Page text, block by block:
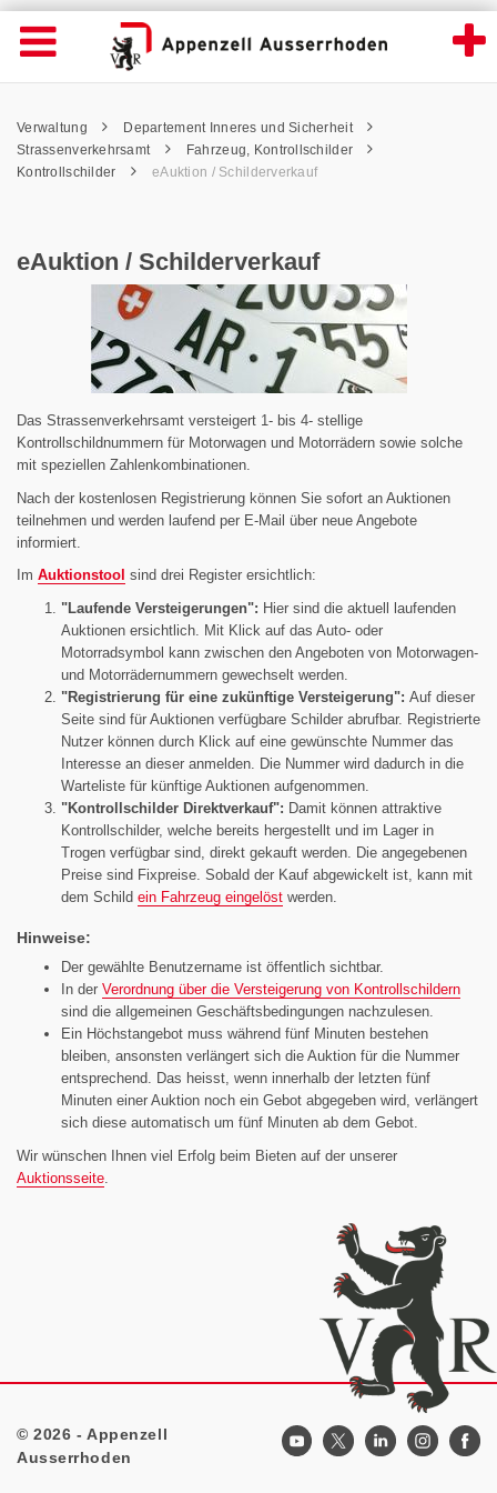
eAuktion / Schilderverkauf - Appenzell
Wichtige
Seiten
Home
Inhalt
Kontakt
Sitemap
Navigation öffnen
Inhalt
Pfadnavigation
Verwaltung
Departement Inneres und Sicherheit
Strassenverkehrsamt
Fahrzeug, Kontrollschilder
Kontrollschilder
eAuktion / Schilderverkauf
eAuktion / Schilderverkauf
Das Strassenverkehrsamt versteigert 1- bis 4- stellige
Kontrollschildnummern für Motorwagen und Motorrädern sowie solche
mit speziellen Zahlenkombinationen.
Nach der kostenlosen Registrierung können Sie sofort an Auktionen
teilnehmen und werden laufend per E-Mail über neue Angebote
informiert.
Im Auktionstool sind drei Register ersichtlich:
"Laufende Versteigerungen": Hier sind die aktuell laufenden
Auktionen ersichtlich. Mit Klick auf das Auto- oder
Motorradsymbol kann zwischen den Angeboten von Motorwagen-
und Motorrädernummern gewechselt werden.
"Registrierung für eine zukünftige Versteigerung": Auf dieser
Seite sind für Auktionen verfügbare Schilder abrufbar. Registrierte
Nutzer können durch Klick auf eine gewünschte Nummer das
Interesse an dieser anmelden. Die Nummer wird dadurch in die
Warteliste für künftige Auktionen aufgenommen.
"Kontrollschilder Direktverkauf": Damit können attraktive
Kontrollschilder, welche bereits hergestellt und im Lager in
Trogen verfügbar sind, direkt gekauft werden. Die angegebenen
Preise sind Fixpreise. Sobald der Kauf abgewickelt ist, kann mit
dem Schild ein Fahrzeug eingelöst werden.
Hinweise:
Der gewählte Benutzername ist öffentlich sichtbar.
In der Verordnung über die Versteigerung von Kontrollschildern
sind die allgemeinen Geschäftsbedingungen nachzulesen.
Ein Höchstangebot muss während fünf Minuten bestehen
bleiben, ansonsten verlängert sich die Auktion für die Nummer
entsprechend. Das heisst, wenn innerhalb der letzten fünf
Minuten einer Auktion noch ein Gebot abgegeben wird, verlängert
sich diese automatisch um fünf Minuten ab dem Gebot.
Wir wünschen Ihnen viel Erfolg beim Bieten auf der unserer
Auktionsseite
Footer
© 2026 - Appenzell
Ausserrhoden